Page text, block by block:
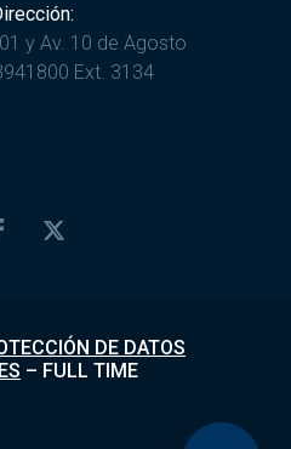
y Av. 10 de Agosto
Ext. 3134
DE DATOS
– FULL TIME